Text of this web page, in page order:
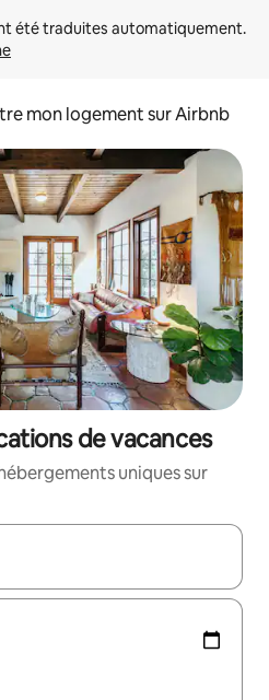
mon logement sur Airbnb
de vacances
uniques sur
utilisez les flèches vers le